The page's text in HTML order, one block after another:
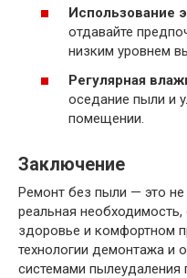
Использование
отдавайте
низким уровнем
Регулярная
оседание пыли и
помещении.
Заключение
Ремонт без пыли — это
реальная
здоровье и комфортном
технологии демонтажа и
системами